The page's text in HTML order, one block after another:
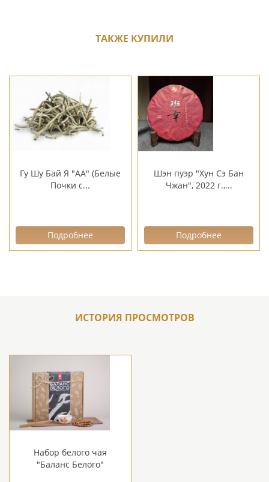
ТАКЖЕ КУПИЛИ
Гу Шу Бай Я "АА" (Белые
Почки с...
Подробнее
Шэн пуэр "Хун Сэ Бан
Чжан", 2022 г.,...
Подробнее
ИСТОРИЯ ПРОСМОТРОВ
Набор белого чая
"Баланс Белого"